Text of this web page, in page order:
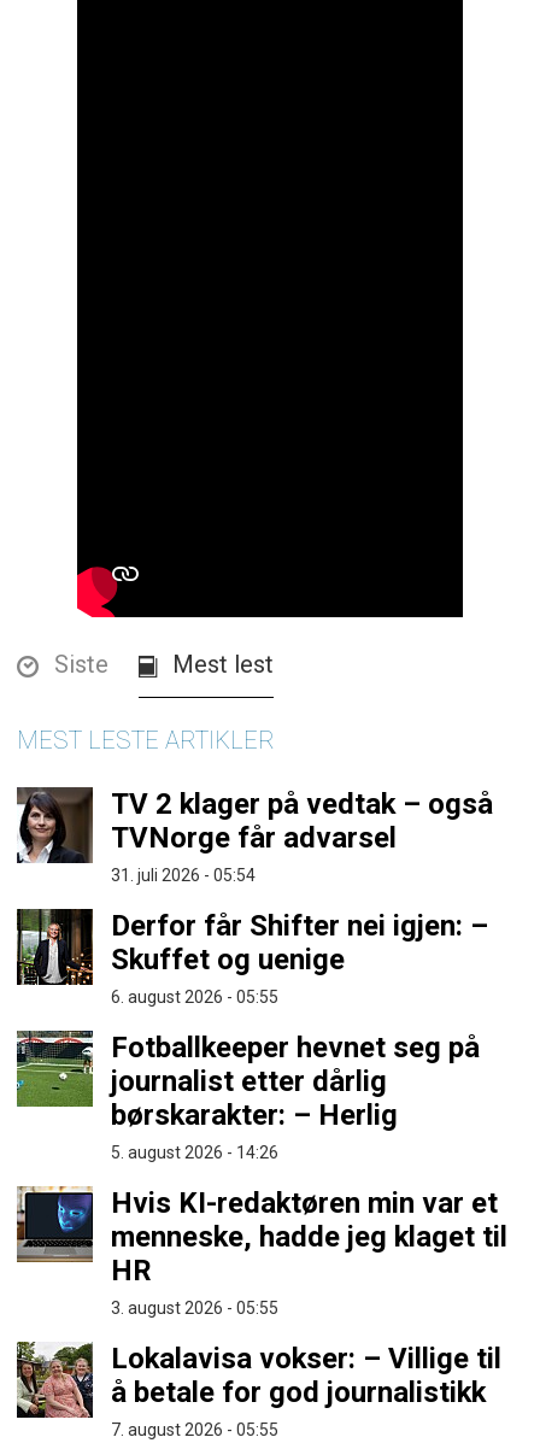
Siste Mest lest
MEST LESTE ARTIKLER
TV 2 klager på vedtak – også
TVNorge får advarsel
31. juli 2026 - 05:54
Derfor får Shifter nei igjen: –
Skuffet og uenige
6. august 2026 - 05:55
Fotballkeeper hevnet seg på
journalist etter dårlig
børskarakter: – Herlig
5. august 2026 - 14:26
Hvis KI-redaktøren min var et
menneske, hadde jeg klaget til
HR
3. august 2026 - 05:55
Lokalavisa vokser: – Villige til
å betale for god journalistikk
7. august 2026 - 05:55